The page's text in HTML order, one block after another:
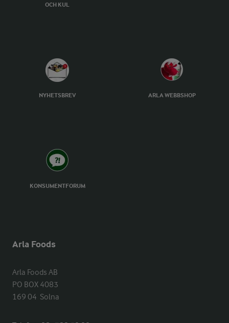
OCH KUL
NYHETSBREV ARLA WEBBSHOP
KONSUMENTFORUM
Arla Foods
Arla Foods AB
PO BOX 4083
169 04  Solna